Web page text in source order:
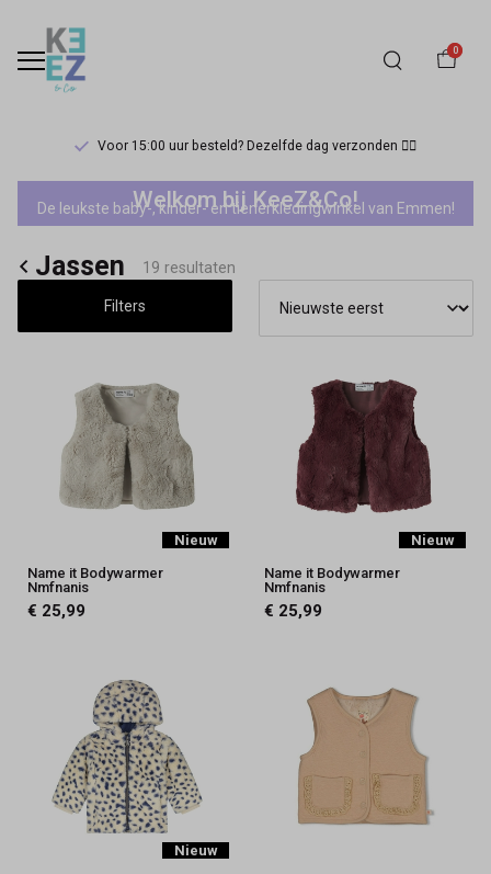
0
Voor 15:00 uur besteld? Dezelfde dag verzonden 🏃‍♀️
Jassen
Keez&Co
Welkom bij KeeZ&Co!
De leukste baby-, kinder- en tienerkledingwinkel van Emmen!
Jassen 19 resultaten
Filters
Nieuw
Name it Bodywarmer
Nmfnanis
€ 25,99
Nieuw
Name it Bodywarmer
Nmfnanis
€ 25,99
Nieuw